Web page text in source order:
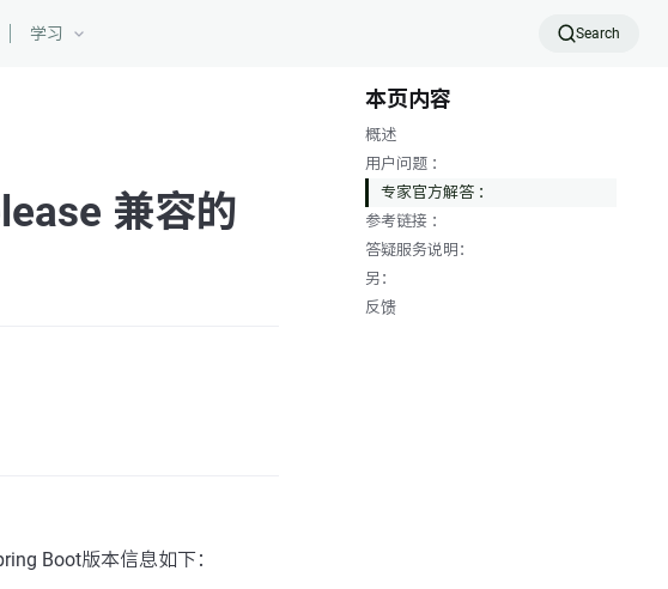
学习 Search
兼容的
Boot版本信息如下：
本页内容
概述
用户问题 ：
专家官方解答 ：
参考链接 ：
答疑服务说明：
另：
反馈